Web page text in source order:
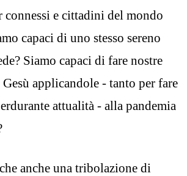
e cittadini del mondo
capaci di uno stesso sereno
Siamo capaci di fare nostre
applicandole - tanto per fare
attualità - alla pandemia
anche una tribolazione di